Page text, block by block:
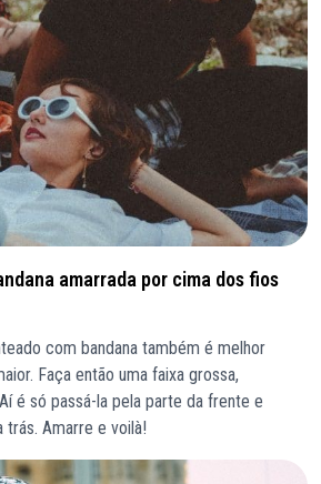
amarrada por cima dos fios
com bandana também é melhor
Faça então uma faixa grossa,
é só passá-la pela parte da frente e
trás. Amarre e voilà!